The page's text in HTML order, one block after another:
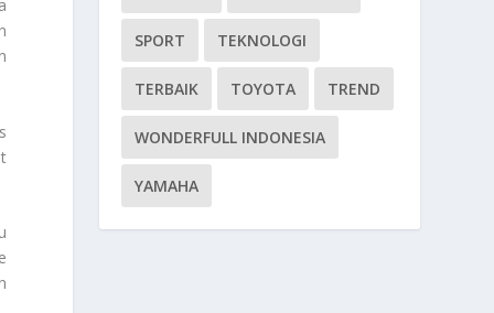
SPORT TEKNOLOGI
TERBAIK TOYOTA TREND
WONDERFULL INDONESIA
YAMAHA